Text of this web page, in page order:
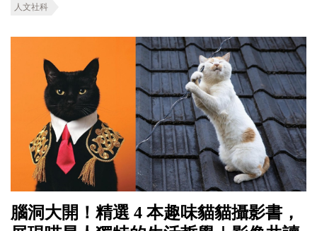
人文社科
腦洞大開！精選 4 本趣味貓貓攝影書，